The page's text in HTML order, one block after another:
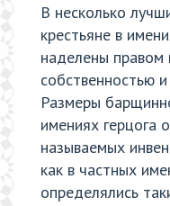
В несколько
крестьяне в
наделены правом
собственностью
Размеры
имениях герцога
называемых
как в частных
определялись